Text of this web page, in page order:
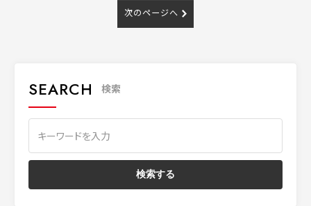
次のページへ
SEARCH 検索